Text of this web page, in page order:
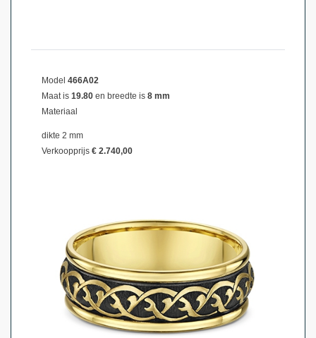
Model 466A02
Maat is 19.80 en breedte is 8 mm
Materiaal
dikte 2 mm
Verkoopprijs € 2.740,00